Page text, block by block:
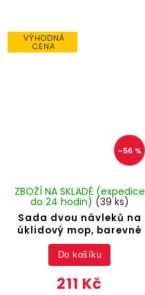
VÝHODNÁ
CENA
–56 %
Sada dvou návleků na
úklidový mop, barevné
ZBOŽÍ NA SKLADĚ (expedice
do 24 hodin) (39 ks)
211 Kč
Do košíku